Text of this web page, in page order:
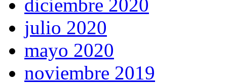
diciembre 2020
julio 2020
mayo 2020
noviembre 2019